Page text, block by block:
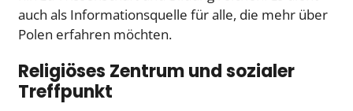
auch als Informationsquelle für alle, die mehr über
Polen erfahren möchten.
Religiöses Zentrum und sozialer
Treffpunkt